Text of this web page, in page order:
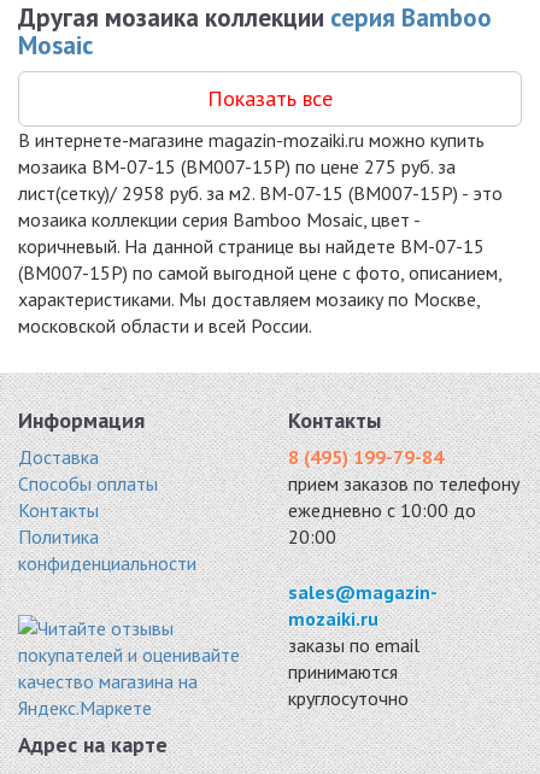
Другая мозаика коллекции серия Bamboo
Mosaic
Показать все
В интернете-магазине magazin-mozaiki.ru можно купить
мозаика BM-07-15 (BM007-15P) по цене 275 руб. за
лист(сетку)/ 2958 руб. за м2. BM-07-15 (BM007-15P) - это
мозаика коллекции серия Bamboo Mosaic, цвет -
коричневый. На данной странице вы найдете BM-07-15
(BM007-15P) по самой выгодной цене с фото, описанием,
характеристиками. Мы доставляем мозаику по Москве,
московской области и всей России.
Информация
Доставка
Способы оплаты
Контакты
Политика
конфиденциальности
Контакты
8 (495) 199-79-84
прием заказов по телефону
ежедневно с 10:00 до
20:00
sales@magazin-
mozaiki.ru
заказы по email
принимаются
круглосуточно
Адрес на карте